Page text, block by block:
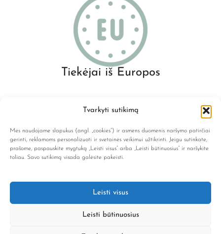
Tvarkyti sutikimą
Mes naudojame slapukus (angl. „cookies“) ir asmens duomenis naršymo patirčiai
gerinti, reklamoms personalizuoti ir svetainės veikimui užtikrinti. Jeigu sutinkate,
prašome, paspauskite mygtuką „Leisti visus“ arba „Leisti būtinuosius“ ir naršykite
toliau. Savo sutikimą visada galėsite pakeisti.
Leisti visus
Leisti būtinuosius
Tiekėjai iš Europos
info@lene.lt